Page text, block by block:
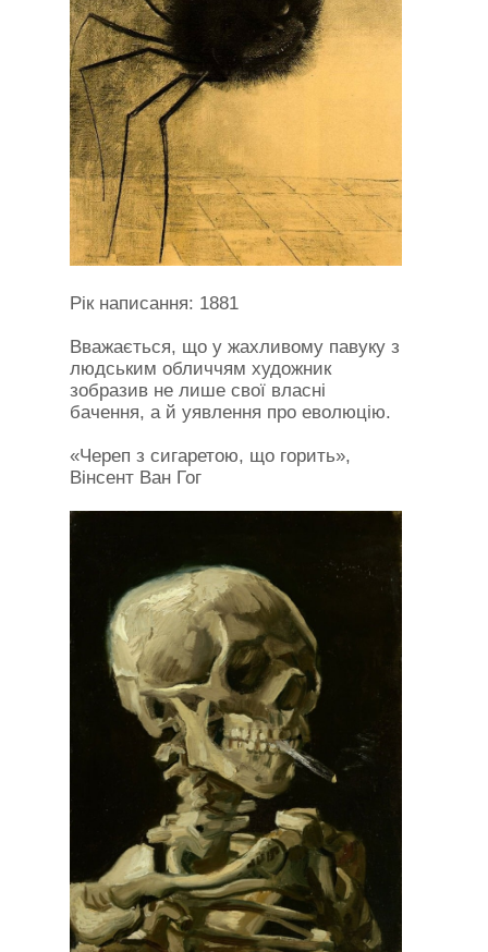
Рік написання: 1881
Вважається, що у жахливому павуку з
людським обличчям художник
зобразив не лише свої власні
бачення, а й уявлення про еволюцію.
«Череп з сигаретою, що горить»,
Вінсент Ван Гог